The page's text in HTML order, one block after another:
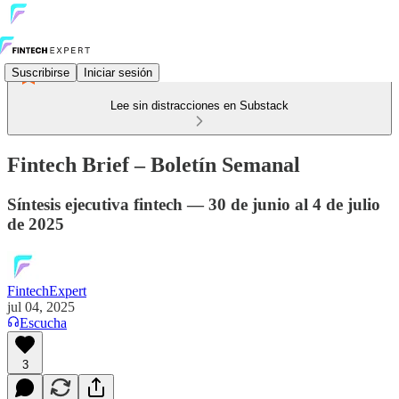
Suscribirse Iniciar sesión
Lee sin distracciones en Substack
Fintech Brief – Boletín Semanal
Síntesis ejecutiva fintech — 30 de junio al 4 de julio
de 2025
FintechExpert
jul 04, 2025
Escucha
3